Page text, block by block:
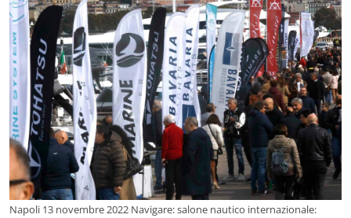
Napoli 13 novembre 2022 Navigare: salone nautico internazionale: